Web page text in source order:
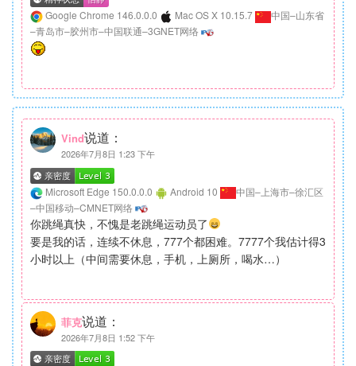
Google Chrome 146.0.0.0 Mac OS X 10.15.7
中国–山东省
–青岛市–胶州市–中国联通–3GNET网络
Vind说道：
2026年7月8日 1:23 下午
Microsoft Edge 150.0.0.0 Android 10
中国–上海市–徐汇区
–中国移动–CMNET网络
你跳绳真快，不愧是老跳绳运动员了
要是我的话，连续不休息，777个都困难。7777个我估计得3
小时以上（中间需要休息，手机，上厕所，喝水…）
菲克说道：
2026年7月8日 1:52 下午